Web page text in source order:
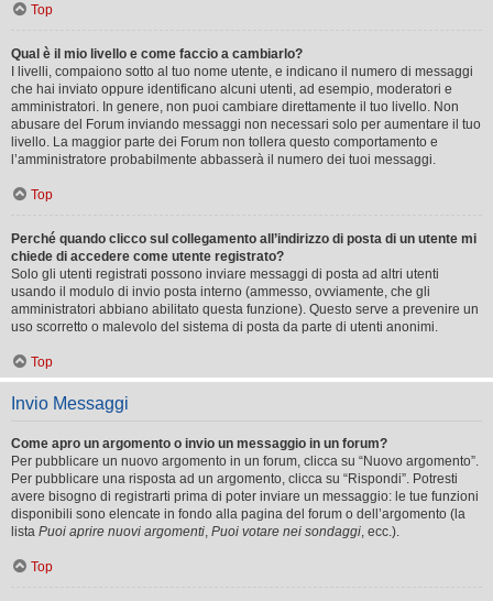
Top
Qual è il mio livello e come faccio a cambiarlo?
I livelli, compaiono sotto al tuo nome utente, e indicano il numero di messaggi
che hai inviato oppure identificano alcuni utenti, ad esempio, moderatori e
amministratori. In genere, non puoi cambiare direttamente il tuo livello. Non
abusare del Forum inviando messaggi non necessari solo per aumentare il tuo
livello. La maggior parte dei Forum non tollera questo comportamento e
l’amministratore probabilmente abbasserà il numero dei tuoi messaggi.
Top
Perché quando clicco sul collegamento all’indirizzo di posta di un utente mi
chiede di accedere come utente registrato?
Solo gli utenti registrati possono inviare messaggi di posta ad altri utenti
usando il modulo di invio posta interno (ammesso, ovviamente, che gli
amministratori abbiano abilitato questa funzione). Questo serve a prevenire un
uso scorretto o malevolo del sistema di posta da parte di utenti anonimi.
Top
Invio Messaggi
Come apro un argomento o invio un messaggio in un forum?
Per pubblicare un nuovo argomento in un forum, clicca su “Nuovo argomento”.
Per pubblicare una risposta ad un argomento, clicca su “Rispondi”. Potresti
avere bisogno di registrarti prima di poter inviare un messaggio: le tue funzioni
disponibili sono elencate in fondo alla pagina del forum o dell’argomento (la
lista Puoi aprire nuovi argomenti, Puoi votare nei sondaggi, ecc.).
Top